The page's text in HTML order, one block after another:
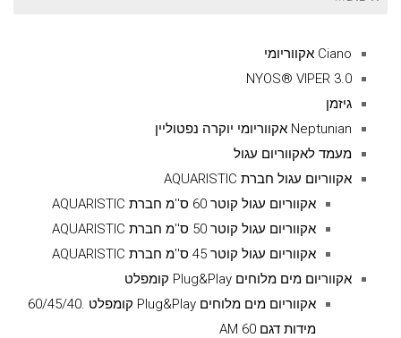
Ciano אקווריומי
NYOS® VIPER 3.0
גיזמן
Neptunian אקווריומי יוקרה נפטוליין
מעמד לאקווריום עגול
אקווריום עגול חברת AQUARISTIC
אקווריום עגול קוטר 60 ס''מ חברת AQUARISTIC
אקווריום עגול קוטר 50 ס''מ חברת AQUARISTIC
אקווריום עגול קוטר 45 ס''מ חברת AQUARISTIC
אקווריום מים מלוחים Plug&Play קומפלט
אקווריום מים מלוחים Plug&Play קומפלט .60/45/40
מידות דגם AM 60